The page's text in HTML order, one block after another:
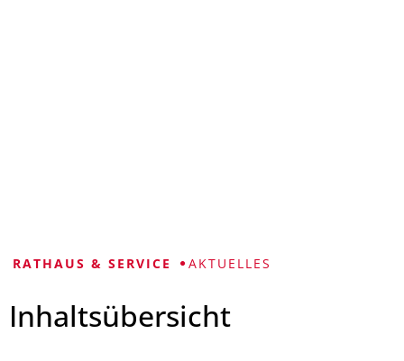
RATHAUS & SERVICE AKTUELLES
Inhaltsübersicht